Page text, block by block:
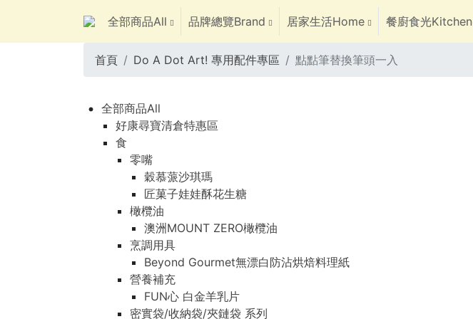
全部商品All 品牌總覽Brand 居家生活Home 餐廚食光Kitchen
首頁 Do A Dot Art! 專用配件專區 點點筆替換筆頭一入
全部商品All
好康尋寶清倉特惠區
食
零嘴
穀慕蒎沙琪瑪
匠菓子娃娃酥花生糖
橄欖油
澳洲MOUNT ZERO橄欖油
烹調用具
Beyond Gourmet無漂白防沾烘焙料理紙
營養補充
FUN心 白金羊乳片
密實袋/收納袋/夾鏈袋 系列